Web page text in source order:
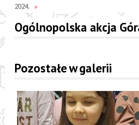
2024.
Ogólnopolska akcja
Pozostałe w galerii